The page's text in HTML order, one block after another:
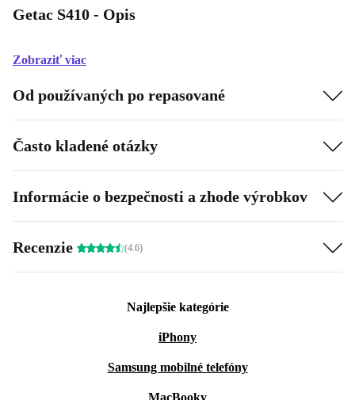
Getac S410 - Opis
Zobraziť viac
Od používaných po repasované
Často kladené otázky
Informácie o bezpečnosti a zhode výrobkov
Recenzie (4.6)
Najlepšie kategórie
iPhony
Samsung mobilné telefóny
MacBooky